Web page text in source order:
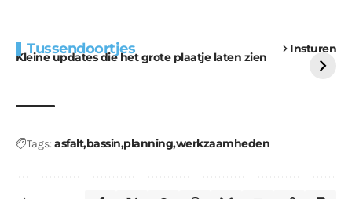
Tussendoortjes Insturen
Kleine updates die het grote plaatje laten zien
voor kabouters
uitdaging
Tags:asfaltbassin planningwerkzaamheden